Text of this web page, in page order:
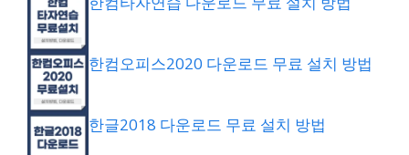
한컴오피스2020 다운로드 무료 설치 방법
한글2018 다운로드 무료 설치 방법